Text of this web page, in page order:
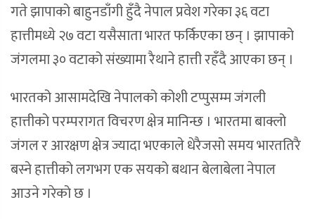
गते झापाको बाहुनडाँगी हुँदै नेपाल प्रवेश गरेका ३६ वटा
हात्तीमध्ये २७ वटा यसैसाता भारत फर्किएका छन् । झापाको
जंगलमा ३० वटाको संख्यामा रैथाने हात्ती रहँदै आएका छन् ।
भारतको आसामदेखि नेपालको कोशी टप्पुसम्म जंगली
हात्तीको परम्परागत विचरण क्षेत्र मानिन्छ । भारतमा बाक्लो
जंगल र आरक्षण क्षेत्र ज्यादा भएकाले धेरैजसो समय भारततिरै
बस्ने हात्तीको लगभग एक सयको बथान बेलाबेला नेपाल
आउने गरेको छ ।